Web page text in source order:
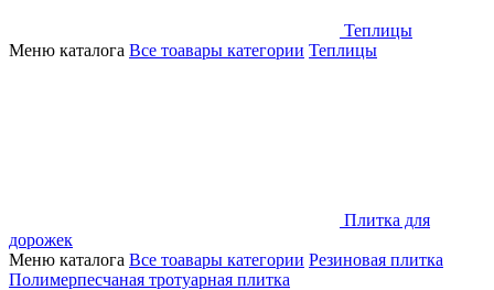
Теплицы
Меню каталога Все тоавары категории Теплицы
Плитка для
дорожек
Меню каталога Все тоавары категории Резиновая плитка
Полимерпесчаная тротуарная плитка